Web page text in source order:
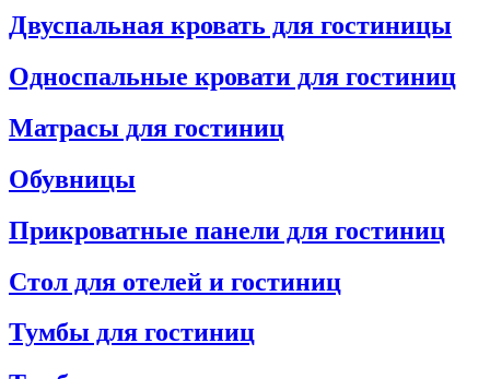
Двуспальная кровать для гостиницы
Односпальные кровати для гостиниц
Матрасы для гостиниц
Обувницы
Прикроватные панели для гостиниц
Стол для отелей и гостиниц
Тумбы для гостиниц